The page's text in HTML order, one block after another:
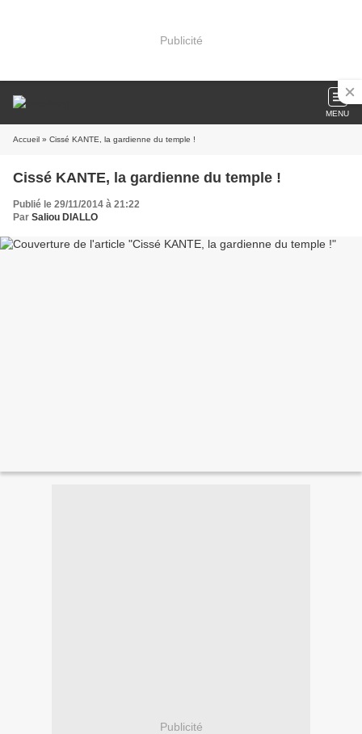
Publicité
MENU
Accueil » Cissé KANTE, la gardienne du temple !
Cissé KANTE, la gardienne du temple !
Publié le 29/11/2014 à 21:22
Par Saliou DIALLO
Publicité